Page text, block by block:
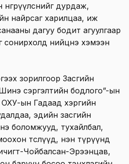
дурдаж,
найрсаг харилцаа, иж
дагуу бодит агуулгаар
сонирхолд нийцнэ хэмээн
зорилгоор Засгийн
сэргэлтийн бодлого”-ын
ын Гадаад хэргийн
эдийн засгийн
боломжууд, тухайлбал,
төслүүд, нэн түрүүнд
Чойбалсан-Эрээнцав,